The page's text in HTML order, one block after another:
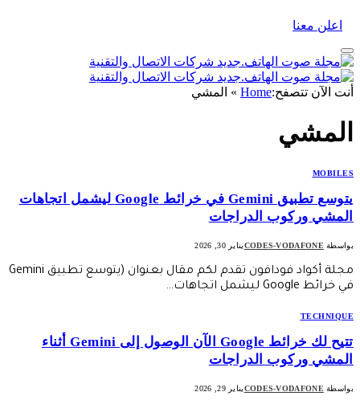
اعلن معنا
أنت الآن تتصفح:Home
» المشي
المشي
MOBILES
يتوسع تطبيق Gemini في خرائط Google ليشمل اتجاهات
المشي وركوب الدراجات
بواسطة CODES-VODAFONEيناير 30, 2026
مجلة أكواد فودافون تقدم لكم مقال بعنوان (يتوسع تطبيق Gemini
في خرائط Google ليشمل اتجاهات…
TECHNIQUE
تتيح لك خرائط Google الآن الوصول إلى Gemini أثناء
المشي وركوب الدراجات
بواسطة CODES-VODAFONEيناير 29, 2026